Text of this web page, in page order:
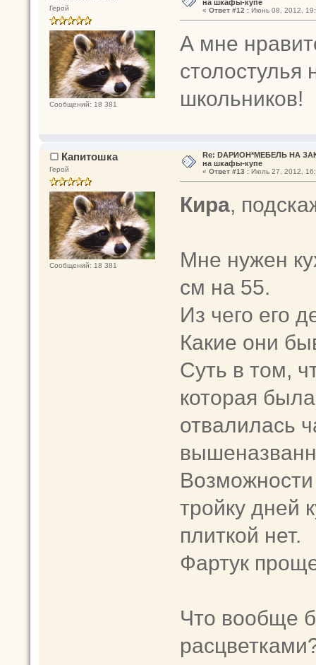
Герой
Сообщений: 18 381
на шкафы-купе
« Ответ #12 :Июнь 08, 2012,
А мне
столостулья
школьников!
Капитошка
Герой
Сообщений: 18 381
Re: DАРИОН*МЕБЕЛЬ НА
на шкафы-купе
« Ответ #13 :Июль 27, 2012,
Кира,
Мне нужен
см на 55.
Из чего его
Какие они
Суть в том,
которая
отвалилась
Возможности
тройку дней
плиткой нет.
Фартук
Что вообще